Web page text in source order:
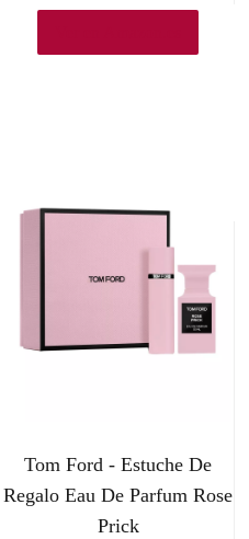
Tom Ford - Estuche De
Regalo Eau De Parfum Rose
Prick